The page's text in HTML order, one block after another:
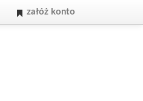
załóż konto